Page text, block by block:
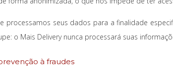
processamos seus dados para a finalidade
o Mais Delivery nunca processará suas
à fraudes